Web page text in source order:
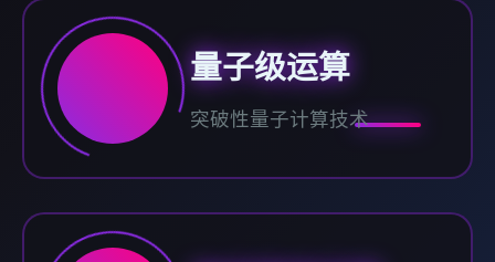
量子级运算
突破性量子计算技术